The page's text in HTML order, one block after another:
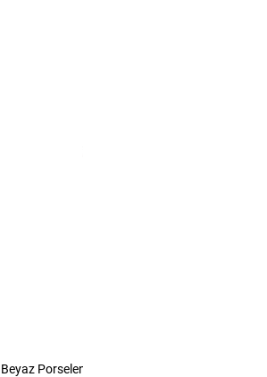
Beyaz Porselen Güllü Kulp Antik Sarı